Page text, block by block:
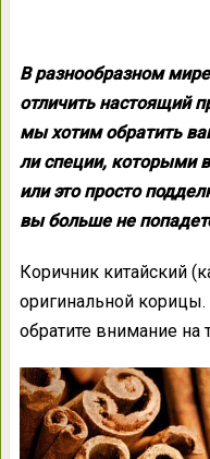
В разнообразном
отличить настоящий
мы хотим обратить
ли специи, которыми
или это просто
вы больше не
Коричник китайский
оригинальной
обратите внимание